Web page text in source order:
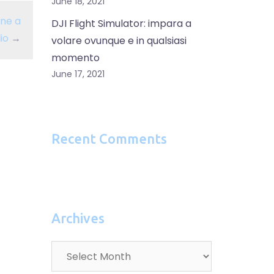
a
→
DJI Flight Simulator: impara a
volare ovunque e in qualsiasi
momento
June 17, 2021
Recent Comments
Archives